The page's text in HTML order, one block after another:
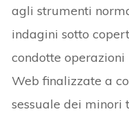
agli strumenti
indagini sotto
condotte operazioni
Web finalizzate a
sessuale dei